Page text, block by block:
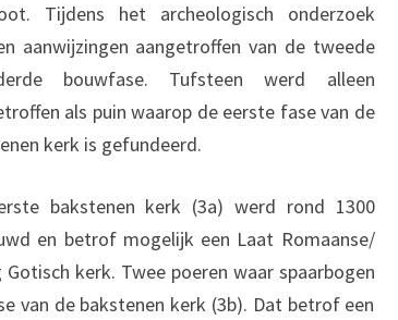
Tijdens het archeologisch onderzoek
aanwijzingen aangetroffen van de tweede
bouwfase. Tufsteen werd alleen
als puin waarop de eerste fase van de
kerk is gefundeerd.
bakstenen kerk (3a) werd rond 1300
en betrof mogelijk een Laat Romaanse/
Gotisch kerk. Twee poeren waar spaarbogen
van de bakstenen kerk (3b). Dat betrof een